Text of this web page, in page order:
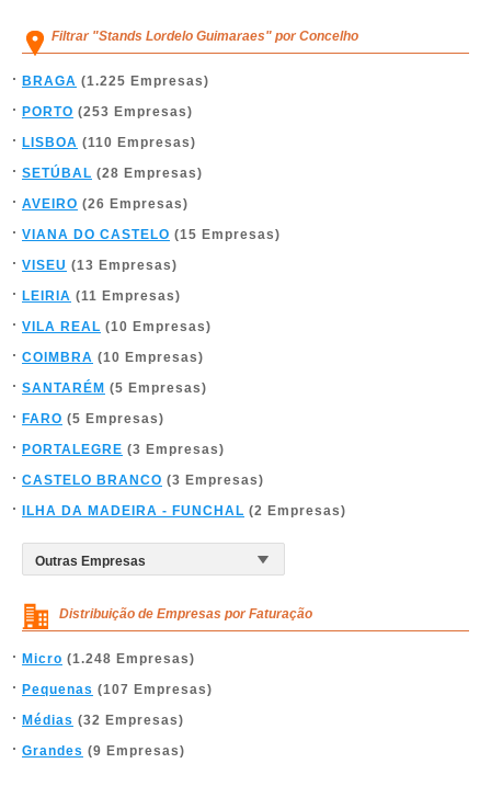
Filtrar "Stands Lordelo Guimaraes" por Concelho
BRAGA (1.225 Empresas)
PORTO (253 Empresas)
LISBOA (110 Empresas)
SETÚBAL (28 Empresas)
AVEIRO (26 Empresas)
VIANA DO CASTELO (15 Empresas)
VISEU (13 Empresas)
LEIRIA (11 Empresas)
VILA REAL (10 Empresas)
COIMBRA (10 Empresas)
SANTARÉM (5 Empresas)
FARO (5 Empresas)
PORTALEGRE (3 Empresas)
CASTELO BRANCO (3 Empresas)
ILHA DA MADEIRA - FUNCHAL (2 Empresas)
Distribuição de Empresas por Faturação
Micro (1.248 Empresas)
Pequenas (107 Empresas)
Médias (32 Empresas)
Grandes (9 Empresas)